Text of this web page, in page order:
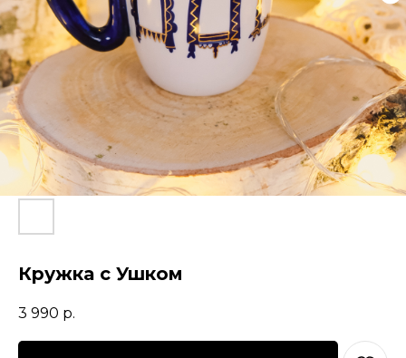
Кружка с Ушком
3 990 р.